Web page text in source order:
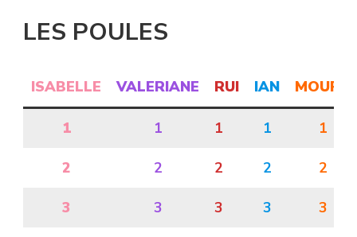
LES POULES
ISABELLE VALERIANE RUI IAN MOUPH
1 1 1 1 1
2 2 2 2 2
3 3 3 3 3